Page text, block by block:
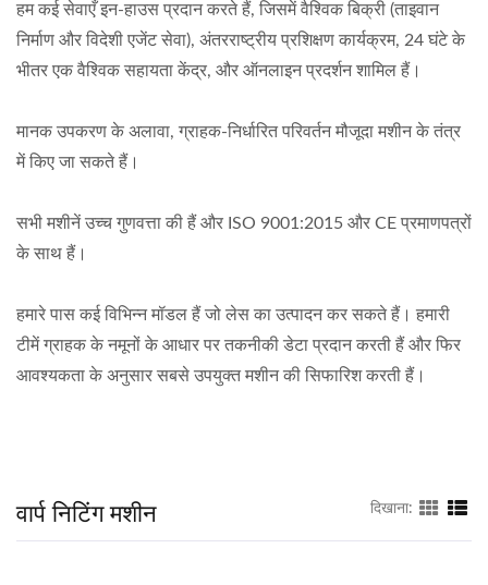
हम कई सेवाएँ इन-हाउस प्रदान करते हैं, जिसमें वैश्विक बिक्री (ताइवान
निर्माण और विदेशी एजेंट सेवा), अंतरराष्ट्रीय प्रशिक्षण कार्यक्रम, 24 घंटे के
भीतर एक वैश्विक सहायता केंद्र, और ऑनलाइन प्रदर्शन शामिल हैं।
मानक उपकरण के अलावा, ग्राहक-निर्धारित परिवर्तन मौजूदा मशीन के तंत्र
में किए जा सकते हैं।
सभी मशीनें उच्च गुणवत्ता की हैं और ISO 9001:2015 और CE प्रमाणपत्रों
के साथ हैं।
हमारे पास कई विभिन्न मॉडल हैं जो लेस का उत्पादन कर सकते हैं। हमारी
टीमें ग्राहक के नमूनों के आधार पर तकनीकी डेटा प्रदान करती हैं और फिर
आवश्यकता के अनुसार सबसे उपयुक्त मशीन की सिफारिश करती हैं।
वार्प निटिंग मशीन दिखाना: